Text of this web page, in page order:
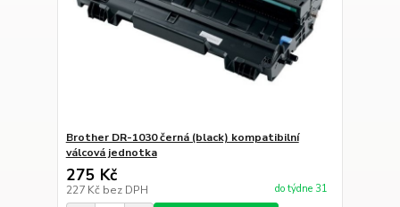
Brother DR-1030 černá (black) kompatibilní
válcová jednotka
275 Kč
227 Kč bez DPH do týdne 31